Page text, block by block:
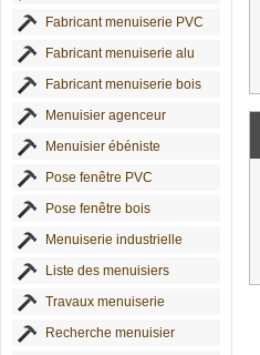
Fabricant menuiserie PVC
Fabricant menuiserie alu
Fabricant menuiserie bois
Menuisier agenceur
Menuisier ébéniste
Pose fenêtre PVC
Pose fenêtre bois
Menuiserie industrielle
Liste des menuisiers
Travaux menuiserie
Recherche menuisier